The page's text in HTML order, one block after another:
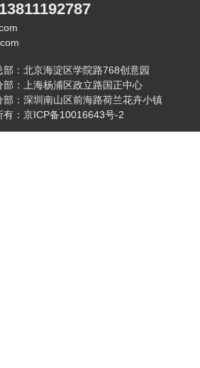
部：北京海淀区学院路768创意园
部：上海杨浦区政立路国正中心
部：深圳南山区前海路荷兰花卉小镇
有：京ICP备10016643号-2